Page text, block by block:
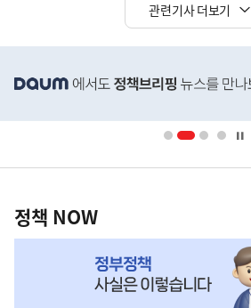
관련기사 더보기
단
배
영
책
NOW,
정책 NOW